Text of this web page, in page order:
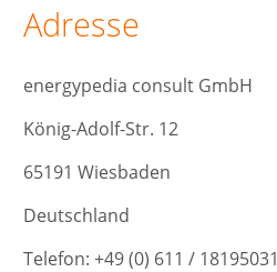
Adresse
energypedia consult GmbH
König-Adolf-Str. 12
65191 Wiesbaden
Deutschland
Telefon: +49 (0) 611 / 18195031